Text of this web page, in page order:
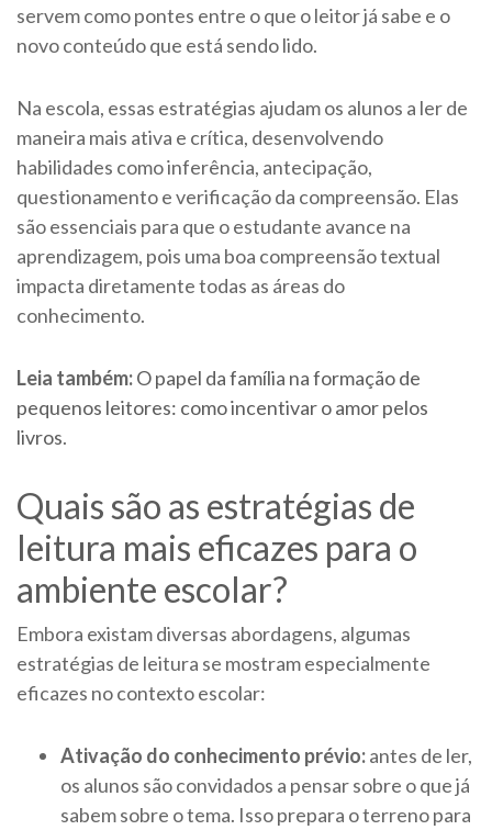
servem como pontes entre o que o leitor já sabe e o
novo conteúdo que está sendo lido.
Na escola, essas estratégias ajudam os alunos a ler de
maneira mais ativa e crítica, desenvolvendo
habilidades como inferência, antecipação,
questionamento e verificação da compreensão. Elas
são essenciais para que o estudante avance na
aprendizagem, pois uma boa compreensão textual
impacta diretamente todas as áreas do
conhecimento.
Leia também:O papel da família na formação de
pequenos leitores: como incentivar o amor pelos
livros.
Quais são as estratégias de
leitura mais eficazes para o
ambiente escolar?
Embora existam diversas abordagens, algumas
estratégias de leitura se mostram especialmente
eficazes no contexto escolar:
Ativação do conhecimento prévio:antes de ler,
os alunos são convidados a pensar sobre o que já
sabem sobre o tema. Isso prepara o terreno para